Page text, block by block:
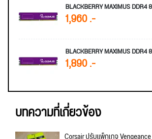
BLACKBERRY MAXIMUS DDR4
1,960 .-
BLACKBERRY MAXIMUS DDR4
1,890 .-
บทความที่เกี่ยวข้อง